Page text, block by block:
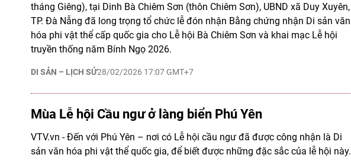
DI SẢN – LỊCH SỬ28/02/2026 17:07 GMT+7
tháng Giêng), tại Dinh Bà Chiêm Sơn (thôn Chiêm Sơn), UBND xã Duy Xuyên,
TP. Đà Nẵng đã long trọng tổ chức lễ đón nhận Bằng chứng nhận Di sản văn
hóa phi vật thể cấp quốc gia cho Lễ hội Bà Chiêm Sơn và khai mạc Lễ hội
truyền thống năm Bính Ngọ 2026.
Mùa Lễ hội Cầu ngư ở làng biển Phú Yên
VTV.vn - Đến với Phú Yên – nơi có Lễ hội cầu ngư đã được công nhận là Di
sản văn hóa phi vật thể quốc gia, để biết được những đặc sắc của lễ hội này.